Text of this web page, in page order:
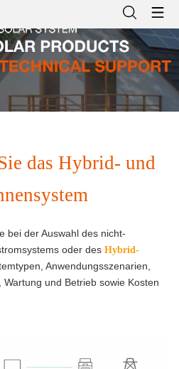
das Hybrid- und
bei der Auswahl des nicht-
oder des Hybrid-
Anwendungsszenarien,
und Betrieb sowie Kosten